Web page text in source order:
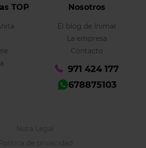
TOP Nosotros
El blog de Inimar
La empresa
Contacto
971 424 177
678875103
Nota Legal
de privacidad